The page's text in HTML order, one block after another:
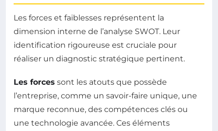
Les forces et faiblesses représentent la
dimension interne de l’analyse SWOT. Leur
identification rigoureuse est cruciale pour
réaliser un diagnostic stratégique pertinent.
Les forces sont les atouts que possède
l’entreprise, comme un savoir-faire unique, une
marque reconnue, des compétences clés ou
une technologie avancée. Ces éléments